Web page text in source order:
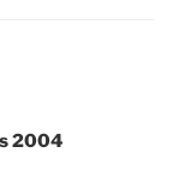
2004